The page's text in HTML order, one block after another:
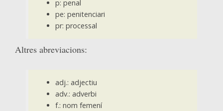
p: penal
pe: penitenciari
pr: processal
Altres abreviacions:
adj.: adjectiu
adv.: adverbi
f.: nom femení